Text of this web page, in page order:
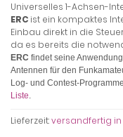
Universelles 1-Achsen-
ERC ist ein kompaktes
Einbau direkt in die
da es bereits die
ERC findet seine
Antennen für den
Log- und Contest-
Liste.
Lieferzeit:versandfertig in